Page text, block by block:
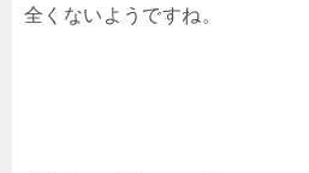
全くないようですね。